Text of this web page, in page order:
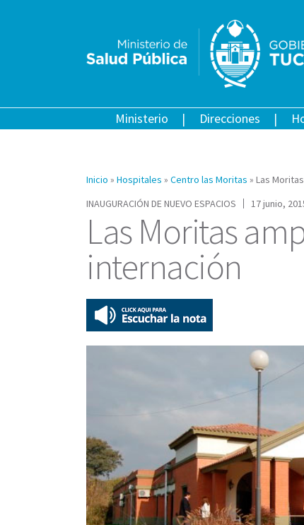
Ministerio Direcciones
Inicio » Hospitales » Centro las Moritas » Las
INAUGURACIÓN DE NUEVO ESPACIOS
17 junio,
Las Moritas
internación